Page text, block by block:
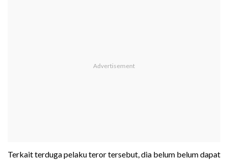
Terkait terduga pelaku teror tersebut, dia belum belum dapat